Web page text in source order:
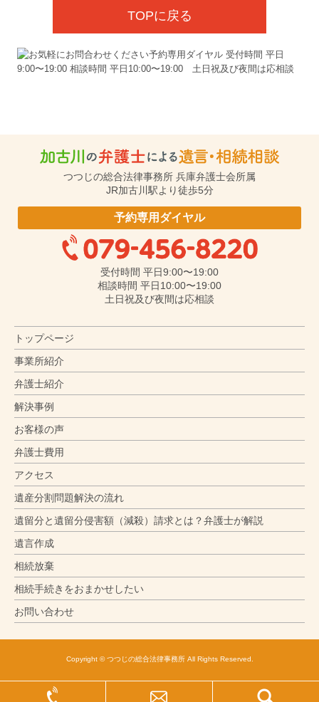
TOPに戻る
つつじの総合法律事務所 兵庫弁護士会所属
JR加古川駅より徒歩5分
予約専用ダイヤル
受付時間 平日9:00〜19:00
相談時間 平日10:00〜19:00
土日祝及び夜間は応相談
トップページ
事業所紹介
弁護士紹介
解決事例
お客様の声
弁護士費用
アクセス
遺産分割問題解決の流れ
遺留分と遺留分侵害額（減殺）請求とは？弁護士が解説
遺言作成
相続放棄
相続手続きをおまかせしたい
お問い合わせ
Copyright © つつじの総合法律事務所 All Rights Reserved.